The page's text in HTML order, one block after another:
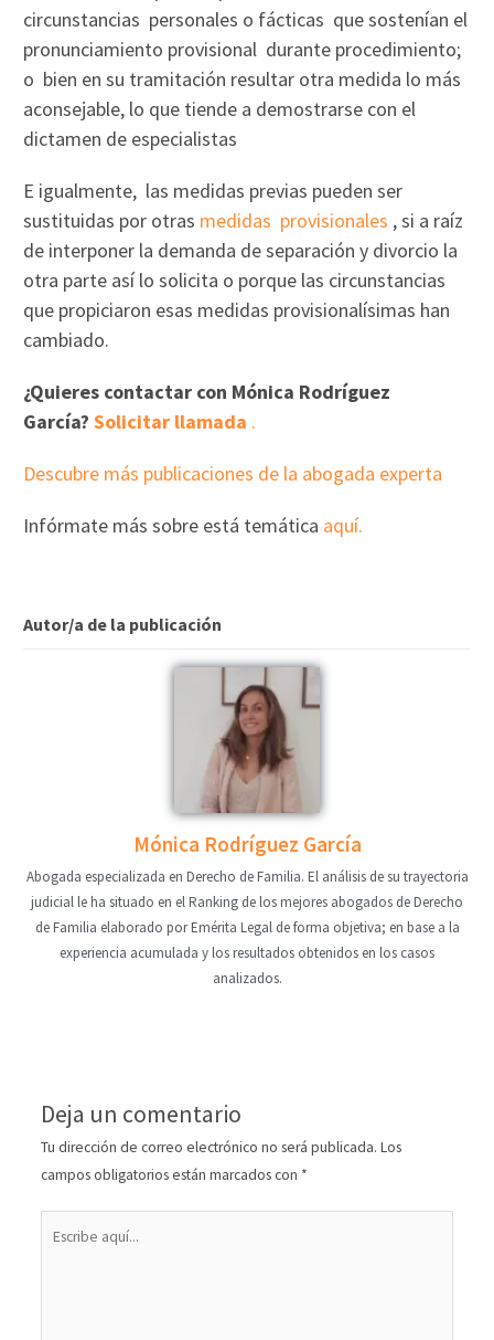
circunstancias personales o fácticas que sostenían el
pronunciamiento provisional durante procedimiento;
o bien en su tramitación resultar otra medida lo más
aconsejable, lo que tiende a demostrarse con el
dictamen de especialistas
E igualmente, las medidas previas pueden ser
sustituidas por otras medidas provisionales , si a raíz
de interponer la demanda de separación y divorcio la
otra parte así lo solicita o porque las circunstancias
que propiciaron esas medidas provisionalísimas han
cambiado.
¿Quieres contactar con Mónica Rodríguez
García? Solicitar llamada .
Descubre más publicaciones de la abogada experta
Infórmate más sobre está temática aquí.
Autor/a de la publicación
Mónica Rodríguez García
Abogada especializada en Derecho de Familia. El análisis de su trayectoria
judicial le ha situado en el Ranking de los mejores abogados de Derecho
de Familia elaborado por Emérita Legal de forma objetiva; en base a la
experiencia acumulada y los resultados obtenidos en los casos
analizados.
Deja un comentario
Tu dirección de correo electrónico no será publicada. Los
campos obligatorios están marcados con *